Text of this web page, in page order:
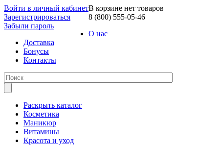
Войти в личный кабинет
Зарегистрироваться
Забыли пароль
В корзине нет товаров
8 (800) 555-05-46
О нас
Доставка
Бонусы
Контакты
Раскрыть каталог
Косметика
Маникюр
Витамины
Красота и уход